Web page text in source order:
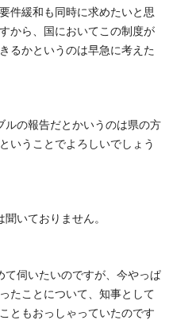
件緩和も同時に求めたいと思
から、国においてこの制度が
るかというのは早急に考えた
の報告だとかいうのは県の方
いうことでよろしいでしょう
いておりません。
伺いたいのですが、今やっぱ
たことについて、知事として
ともおっしゃっていたのです